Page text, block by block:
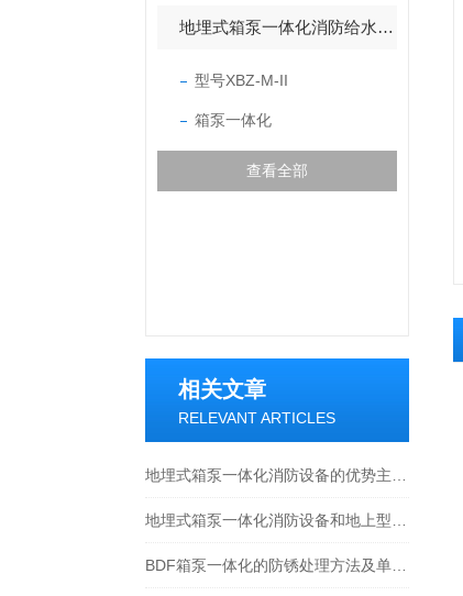
地埋式箱泵一体化消防给水设备
型号XBZ-M-II
箱泵一体化
查看全部
相关文章
RELEVANT ARTICLES